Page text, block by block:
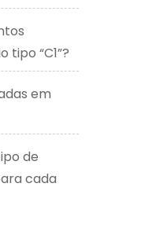
“C1”?
em
de
cada